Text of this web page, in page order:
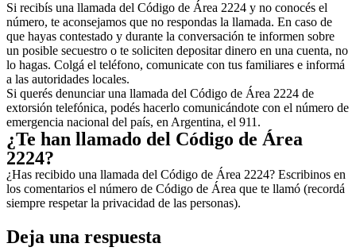
Si recibís una llamada del Código de Área 2224 y no conocés el
número, te aconsejamos que no respondas la llamada. En caso de
que hayas contestado y durante la conversación te informen sobre
un posible secuestro o te soliciten depositar dinero en una cuenta, no
lo hagas. Colgá el teléfono, comunicate con tus familiares e informá
a las autoridades locales.
Si querés denunciar una llamada del Código de Área 2224 de
extorsión telefónica, podés hacerlo comunicándote con el número de
emergencia nacional del país, en Argentina, el 911.
¿Te han llamado del Código de Área
2224?
¿Has recibido una llamada del Código de Área 2224? Escribinos en
los comentarios el número de Código de Área que te llamó (recordá
siempre respetar la privacidad de las personas).
Deja una respuesta